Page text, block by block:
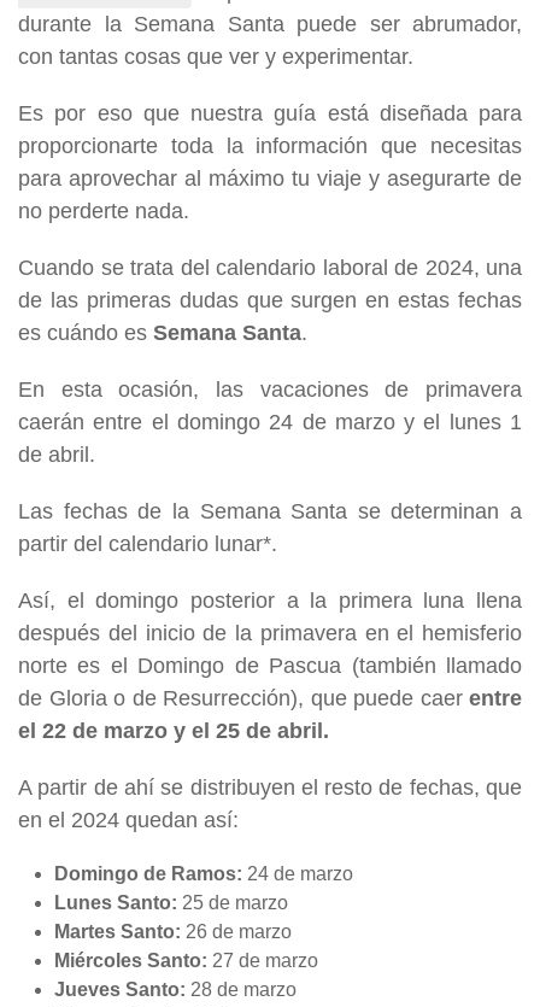
durante la Semana Santa puede ser abrumador,
con tantas cosas que ver y experimentar.
Es por eso que nuestra guía está diseñada para
proporcionarte toda la información que necesitas
para aprovechar al máximo tu viaje y asegurarte de
no perderte nada.
Cuando se trata del calendario laboral de 2024, una
de las primeras dudas que surgen en estas fechas
es cuándo es Semana Santa.
En esta ocasión, las vacaciones de primavera
caerán entre el domingo 24 de marzo y el lunes 1
de abril.
Las fechas de la Semana Santa se determinan a
partir del calendario lunar*.
Así, el domingo posterior a la primera luna llena
después del inicio de la primavera en el hemisferio
norte es el Domingo de Pascua (también llamado
de Gloria o de Resurrección), que puede caer entre
el 22 de marzo y el 25 de abril.
A partir de ahí se distribuyen el resto de fechas, que
en el 2024 quedan así:
Domingo de Ramos: 24 de marzo
Lunes Santo: 25 de marzo
Martes Santo: 26 de marzo
Miércoles Santo: 27 de marzo
Jueves Santo: 28 de marzo